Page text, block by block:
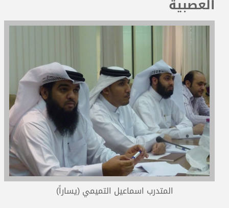
المدربون
العصبية
المتدرب اسماعيل التميمي (يساراً)